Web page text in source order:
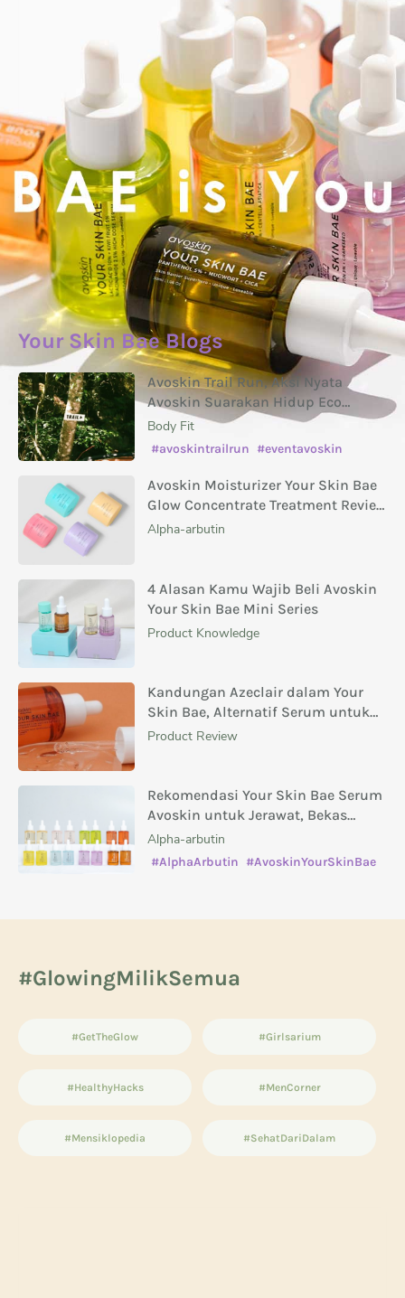
Your Skin Bae Blogs
Avoskin Trail Run, Aksi Nyata
Avoskin Suarakan Hidup Eco
Conscious
Body Fit
#avoskintrailrun #eventavoskin
Avoskin Moisturizer Your Skin Bae
Glow Concentrate Treatment Review
Masing-Masing Variannya
Alpha-arbutin
4 Alasan Kamu Wajib Beli Avoskin
Your Skin Bae Mini Series
Product Knowledge
Kandungan Azeclair dalam Your
Skin Bae, Alternatif Serum untuk
Menghilangkan Bekas Jerawat
Product Review
Rekomendasi Your Skin Bae Serum
Avoskin untuk Jerawat, Bekas
Jerawat, Kusam, dan Masalah Kulit
Lainnya
Alpha-arbutin
#AlphaArbutin #AvoskinYourSkinBae
#GlowingMilikSemua
#GetTheGlow #Girlsarium
#HealthyHacks #MenCorner
#Mensiklopedia #SehatDariDalam